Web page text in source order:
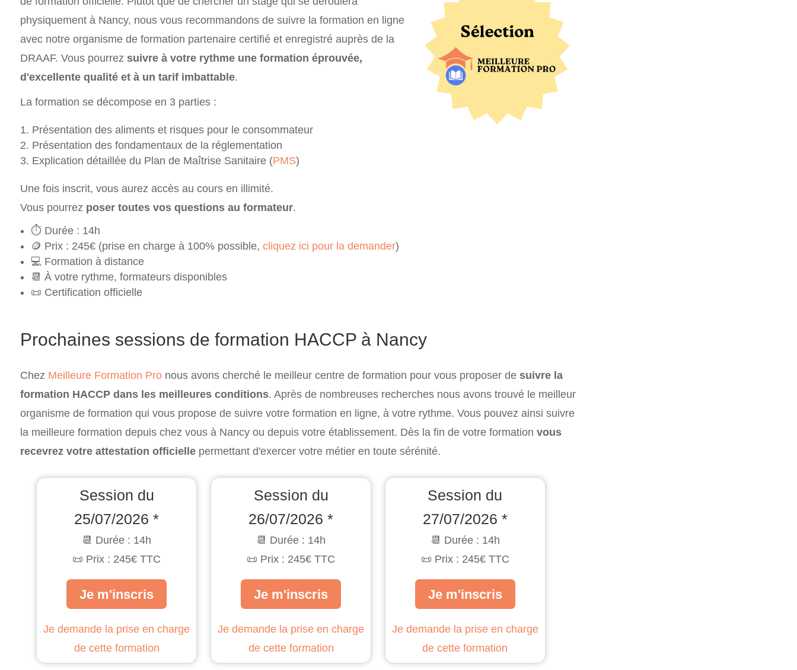
physiquement à Nancy, nous vous recommandons de suivre la formation en ligne
avec notre organisme de formation partenaire certifié et enregistré auprès de la
DRAAF. Vous pourrez suivre à votre rythme une formation éprouvée,
d'excellente qualité et à un tarif imbattable.
La formation se décompose en 3 parties :
Présentation des aliments et risques pour le consommateur
Présentation des fondamentaux de la réglementation
Explication détaillée du Plan de Maîtrise Sanitaire (PMS)
Une fois inscrit, vous aurez accès au cours en illimité.
Vous pourrez poser toutes vos questions au formateur.
⏱️ Durée : 14h
🪙 Prix : 245€ (prise en charge à 100% possible, cliquez ici pour la demander)
💻 Formation à distance
📆 À votre rythme, formateurs disponibles
📜 Certification officielle
Prochaines sessions de formation HACCP à Nancy
Chez Meilleure Formation Pronous avons cherché le meilleur centre de formation pour vous proposer de suivre la
formation HACCP dans les meilleures conditions. Après de nombreuses recherches nous avons trouvé le meilleur
organisme de formation qui vous propose de suivre votre formation en ligne, à votre rythme. Vous pouvez ainsi suivre
la meilleure formation depuis chez vous à Nancy ou depuis votre établissement. Dès la fin de votre formation vous
recevrez votre attestation officiellepermettant d'exercer votre métier en toute sérénité.
Session du
25/07/2026 *
📆 Durée : 14h
📜 Prix : 245€ TTC
Je m'inscris
Je demande la prise en charge
de cette formation
Session du
26/07/2026 *
📆 Durée : 14h
📜 Prix : 245€ TTC
Je m'inscris
Je demande la prise en charge
de cette formation
Session du
27/07/2026 *
📆 Durée : 14h
📜 Prix : 245€ TTC
Je m'inscris
Je demande la prise en charge
de cette formation